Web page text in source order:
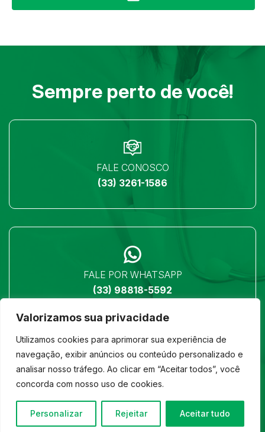
Valorizamos sua privacidade
Utilizamos cookies para aprimorar sua experiência de
navegação, exibir anúncios ou conteúdo personalizado e
analisar nosso tráfego. Ao clicar em “Aceitar todos”, você
concorda com nosso uso de cookies.
Personalizar Rejeitar Aceitar tudo
Sempre perto de você!
FALE CONOSCO
(33) 3261-1586
FALE POR WHATSAPP
(33) 98818-5592
LOCALIZAÇÃO